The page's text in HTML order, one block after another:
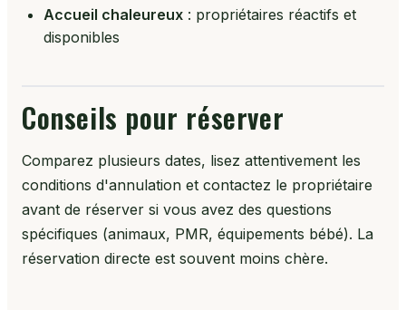
Accueil chaleureux : propriétaires réactifs et
disponibles
Conseils pour réserver
Comparez plusieurs dates, lisez attentivement les
conditions d'annulation et contactez le propriétaire
avant de réserver si vous avez des questions
spécifiques (animaux, PMR, équipements bébé). La
réservation directe est souvent moins chère.